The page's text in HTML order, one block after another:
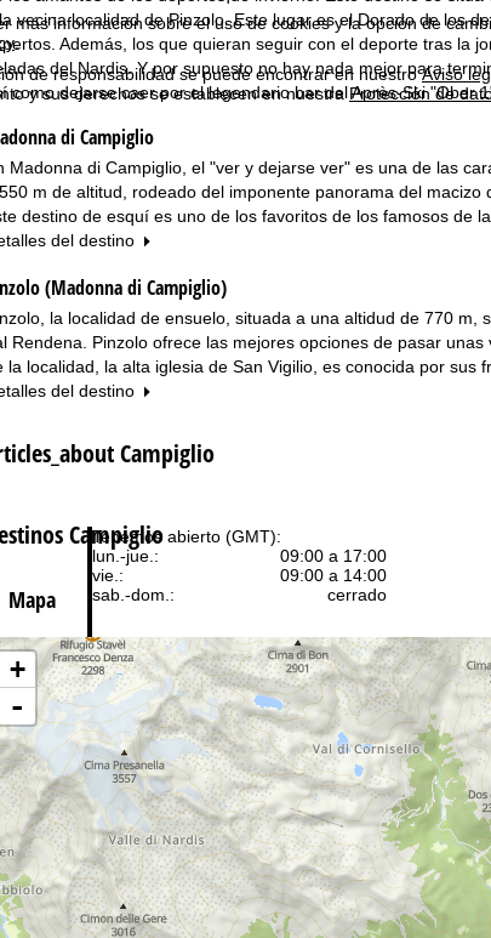
más información sobre el uso de cookies y la opción de
.
de responsabilidad se puede encontrar en nuestroAviso
y sus derechos se establecen en nuestra Protección de
Tenemos abierto (GMT):
lun.-jue.:
09:00 a 17:00
vie.:
09:00 a 14:00
sab.-dom.:
cerrado
Contáctenos
Ayuda
n
a
p
r
i
n
c
i
p
l
vecina localidad de Pinzolo. Este lugar es el Dorado de los
Además, los que quieran seguir con el deporte tras la
del Nardis. Y por supuesto no hay nada mejor para
como dejarse caer por el legendario bar del Après-Ski "Ober
di Campiglio
Madonna di Campiglio, el "ver y dejarse ver" es una de las
m de altitud, rodeado del imponente panorama del
destino de esquí es uno de los favoritos de los famosos de
del destino
(Madonna di Campiglio)
la localidad de ensuelo, situada a una altidud de 770
Rendena. Pinzolo ofrece las mejores opciones de pasar
la localidad, la alta iglesia de San Vigilio, es conocida por
del destino
Campiglio
Campiglio
Mapa
+
-